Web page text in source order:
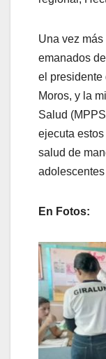
Una vez
emanados
el presidente
Moros, y la
Salud
ejecuta
salud de
En Fotos: